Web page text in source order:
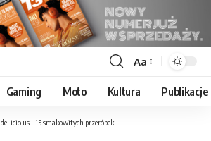
Font
Resizer
Aa
Gaming Moto Kultura Publikacje
del.icio.us – 15 smakowitych przeróbek